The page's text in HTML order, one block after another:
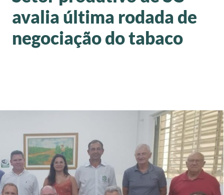
avalia última rodada de
negociação do tabaco